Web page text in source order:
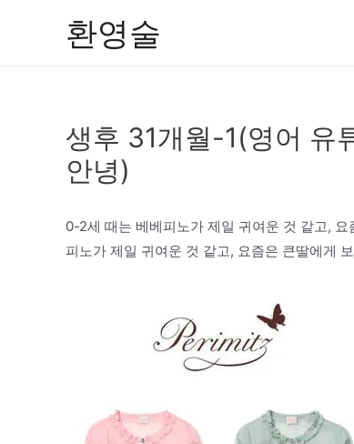
환영술
생후 31개월-1(영어 유
안녕)
0-2세 때는 베베피노가 제일 귀여운 것 같고,
피노가 제일 귀여운 것 같고, 요즘은 큰딸에게